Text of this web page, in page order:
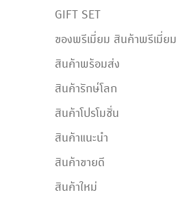
GIFT SET
ของพรีเมี่ยม สินค้าพรีเมี่ยม
สินค้าพร้อมส่ง
สินค้ารักษ์โลก
สินค้าโปรโมชั่น
สินค้าแนะนำ
สินค้าขายดี
สินค้าใหม่